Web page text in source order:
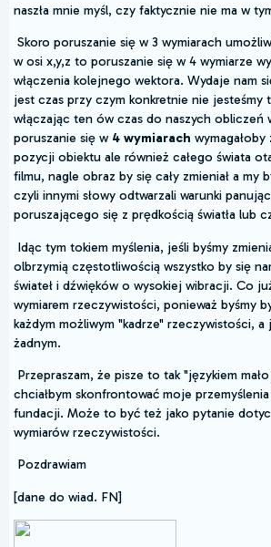
naszła mnie myśl, czy faktycznie nie ma w
Skoro poruszanie się w 3 wymiarach
w osi x,y,z to poruszanie się w 4 wymiarze
włączenia kolejnego wektora. Wydaje nam
jest czas przy czym konkretnie nie jesteśmy
włączając ten ów czas do naszych obliczeń
poruszanie się w 4 wymiarach
pozycji obiektu ale również całego świata
filmu, nagle obraz by się cały zmieniał a my
czyli innymi słowy odtwarzali warunki
poruszającego się z prędkością światła lub
Idąc tym tokiem myślenia, jeśli byśmy
olbrzymią częstotliwością wszystko by się
świateł i dźwięków o wysokiej wibracji. Co
wymiarem rzeczywistości, ponieważ byśmy
każdym możliwym "kadrze" rzeczywistości,
żadnym.
Przepraszam, że pisze to tak "językiem
chciałbym skonfrontować moje
fundacji. Może to być też jako pytanie
wymiarów rzeczywistości.
Pozdrawiam
[dane do wiad. FN]